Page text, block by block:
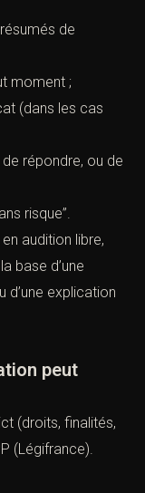
de
moment ;
(dans les cas
répondre, ou de
risque”.
audition libre,
base d’une
d’une explication
peut
(droits, finalités,
(Légifrance).